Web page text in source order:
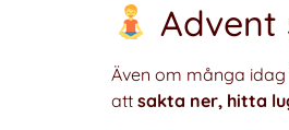
Advent
Även om många
att sakta ner, hitta